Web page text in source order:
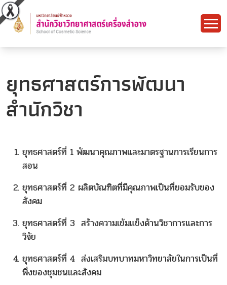
ยุทธศาสตร์การพัฒนา
สำนักวิชา
ยุทธศาสตร์ที่ 1 พัฒนาคุณภาพและมาตรฐานการเรียนการ
สอน
ยุทธศาสตร์ที่ 2 ผลิตบัณฑิตที่มีคุณภาพเป็นที่ยอมรับของ
สังคม
ยุทธศาสตร์ที่ 3 สร้างความเข้มแข็งด้านวิชาการและการ
วิจัย
ยุทธศาสตร์ที่ 4 ส่งเสริมบทบาทมหาวิทยาลัยในการเป็นที่
พึ่งของชุมชนและสังคม